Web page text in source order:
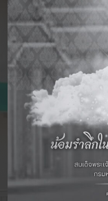
ป
ติดตามข่า